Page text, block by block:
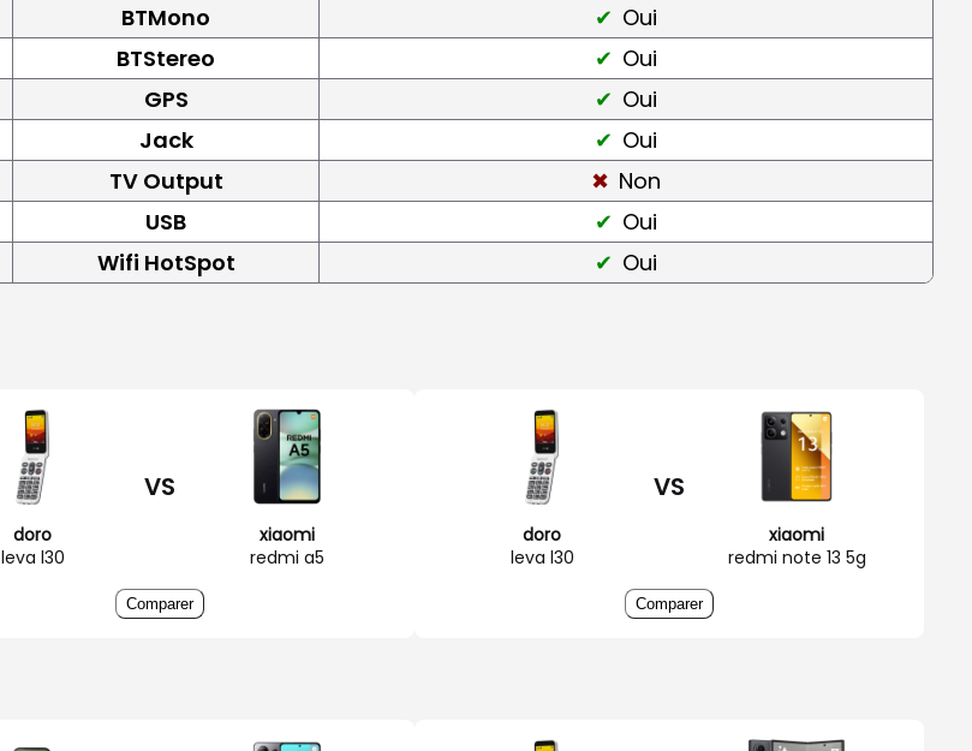
BTMono
Oui
BTStereo
Oui
GPS
Oui
Jack
Oui
TV Output
Non
USB
Oui
Wifi HotSpot Oui
doro
leva l30
VS
xiaomi
redmi a5
Comparer
doro
leva l30
VS
xiaomi
redmi note 13 5g
Comparer